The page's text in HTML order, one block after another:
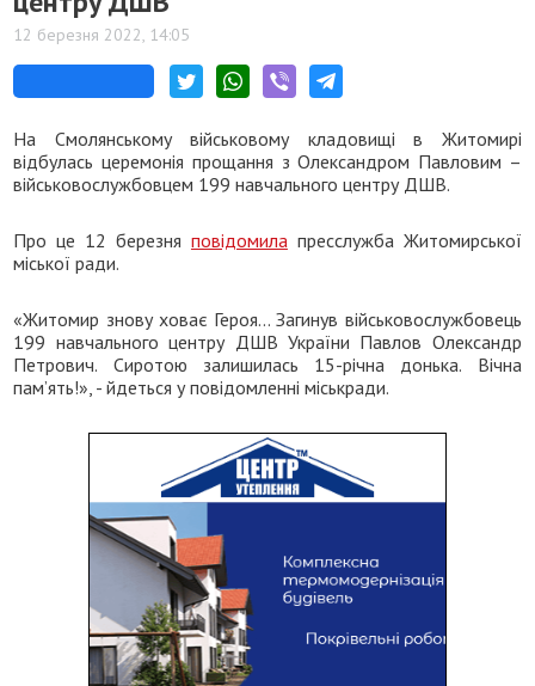
12 березня 2022, 14:05
На Смолянському військовому кладовищі в Житомирі
відбулась церемонія прощання з Олександром Павловим –
військовослужбовцем 199 навчального центру ДШВ.
Про це 12 березня повідомилапресслужба Житомирської
міської ради.
«Житомир знову ховає Героя… Загинув військовослужбовець
199 навчального центру ДШВ України Павлов Олександр
Петрович. Сиротою залишилась 15-річна донька. Вічна
пам’ять!», - йдеться у повідомленні міськради.